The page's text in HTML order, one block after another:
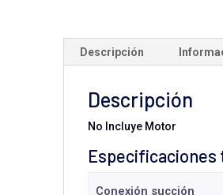
Descripción
Descripción
No Incluye Motor
Especificaciones
Conexión succión